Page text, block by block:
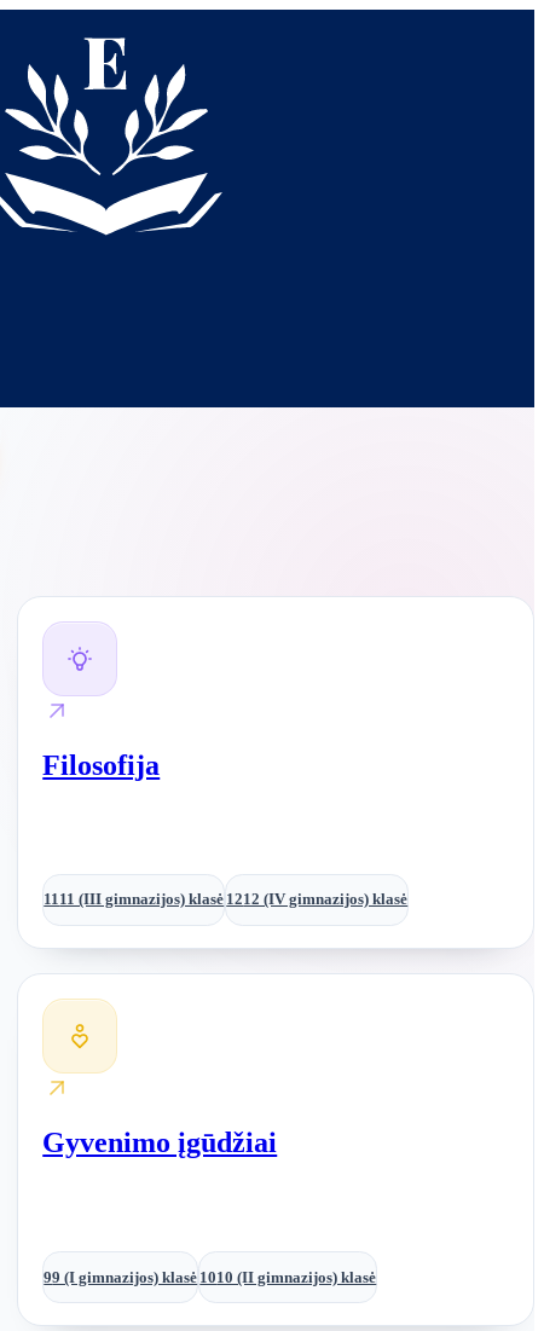
Filosofija
1111 (III gimnazijos) klasė 1212 (IV gimnazijos) klasė
Gyvenimo įgūdžiai
99 (I gimnazijos) klasė 1010 (II gimnazijos) klasė